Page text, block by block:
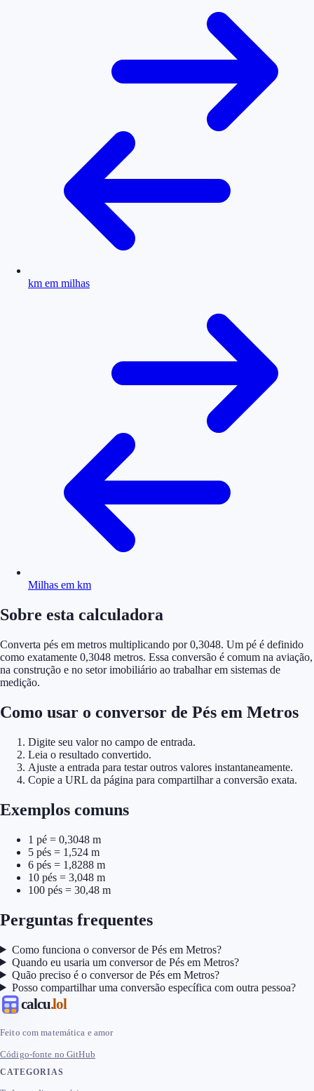
km em milhas
Milhas em km
Sobre esta calculadora
Converta pés em metros multiplicando por 0,3048. Um pé é definido
como exatamente 0,3048 metros. Essa conversão é comum na aviação,
na construção e no setor imobiliário ao trabalhar em sistemas de
medição.
Como usar o conversor de Pés em Metros
Digite seu valor no campo de entrada.
Leia o resultado convertido.
Ajuste a entrada para testar outros valores instantaneamente.
Copie a URL da página para compartilhar a conversão exata.
Exemplos comuns
1 pé = 0,3048 m
5 pés = 1,524 m
6 pés = 1,8288 m
10 pés = 3,048 m
100 pés = 30,48 m
Perguntas frequentes
Como funciona o conversor de Pés em Metros?
Quando eu usaria um conversor de Pés em Metros?
Quão preciso é o conversor de Pés em Metros?
Posso compartilhar uma conversão específica com outra pessoa?
calcu.lol
Feito com matemática e amor
Código-fonte no GitHub
CATEGORIAS